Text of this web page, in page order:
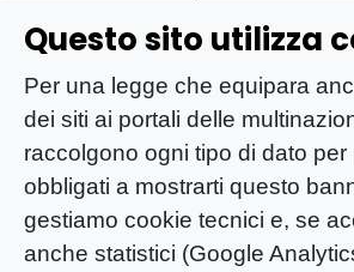
Questo sito utilizza
Per una legge che equipara
dei siti ai portali delle
raccolgono ogni tipo di dato per
obbligati a mostrarti questo
gestiamo cookie tecnici e, se
anche statistici (Google
o invitano uomini
responsabilità di questa
questo commercio di armi
parlare di PACE, per
altri che l’amore per la
discuterne, ma non
ingenui da pensare che la